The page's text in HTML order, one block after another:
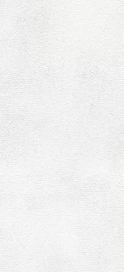
古い記事へ